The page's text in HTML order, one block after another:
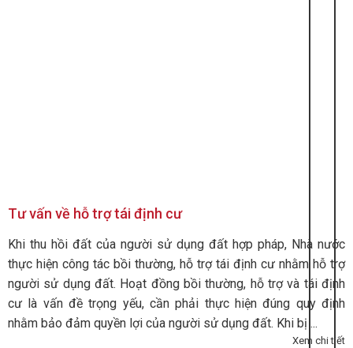
Tư vấn về hỗ trợ tái định cư
Khi thu hồi đất của người sử dụng đất hợp pháp, Nhà nước
thực hiện công tác bồi thường, hỗ trợ tái định cư nhằm hỗ trợ
người sử dụng đất. Hoạt đồng bồi thường, hỗ trợ và tái định
cư là vấn đề trọng yếu, cần phải thực hiện đúng quy định
nhằm bảo đảm quyền lợi của người sử dụng đất. Khi bị ...
Xem chi tiết